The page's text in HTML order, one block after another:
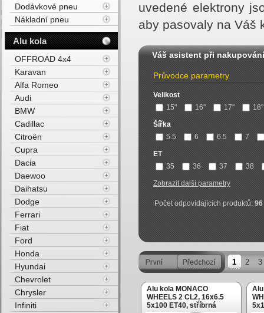
uvedené elektrony
aby pasovaly na Váš
Váš asistent při nakupování
Průvodce parametry
Velikost
15"
16" 17" 18"
Šířka
5.5
6 6.5 7
ET
35
36 37 38
Zobrazit další parametry
Počet odpovídajících produktů:96
1 2 3
Alu kola MONACO
WHEELS 2 CL2, 16x6.5
5x100 ET40, stříbrná
Dodávkové pneu
Nákladní pneu
Alu kola
OFFROAD 4x4
Karavan
Alfa Romeo
Audi
BMW
Cadillac
Citroën
Cupra
Dacia
Daewoo
Daihatsu
Dodge
Ferrari
Fiat
Ford
Honda
Hyundai
Chevrolet
Chrysler
Infiniti